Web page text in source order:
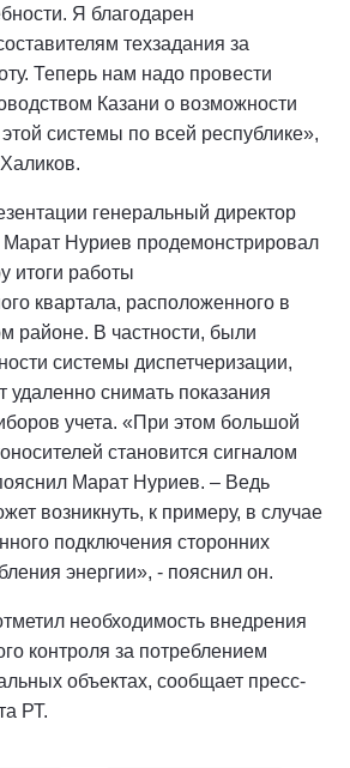
Я благодарен
техзадания за
Теперь нам надо провести
Казани о возможности
системы по всей республике»,
генеральный директор
Нуриев продемонстрировал
итоги работы
квартала, расположенного в
районе. В частности, были
системы диспетчеризации,
удаленно снимать показания
учета. «При этом большой
становится сигналом
Марат Нуриев. – Ведь
возникнуть, к примеру, в случае
подключения сторонних
энергии», - пояснил он.
необходимость внедрения
контроля за потреблением
объектах, сообщает пресс-
РТ.